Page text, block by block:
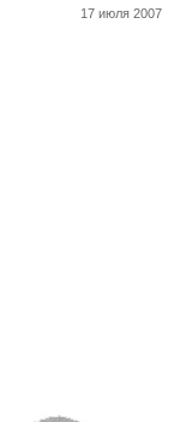
17 июля 2007